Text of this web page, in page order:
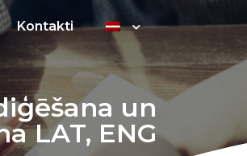
Kontakti
un
LAT, ENG